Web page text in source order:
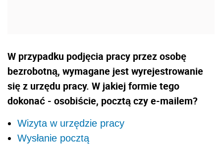
W przypadku podjęcia pracy przez osobę
bezrobotną, wymagane jest wyrejestrowanie
się z urzędu pracy. W jakiej formie tego
dokonać - osobiście, pocztą czy e-mailem?
Wizyta w urzędzie pracy
Wysłanie pocztą